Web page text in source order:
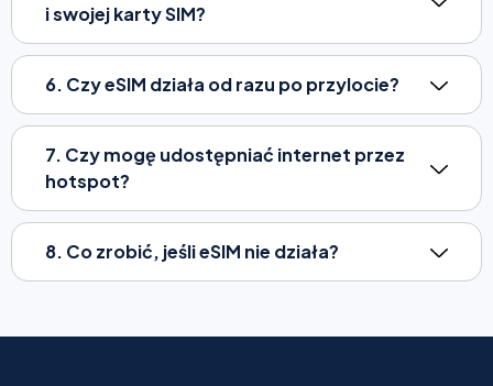
i swojej karty SIM?
6. Czy eSIM działa od razu po przylocie?
7. Czy mogę udostępniać internet przez
hotspot?
8. Co zrobić, jeśli eSIM nie działa?